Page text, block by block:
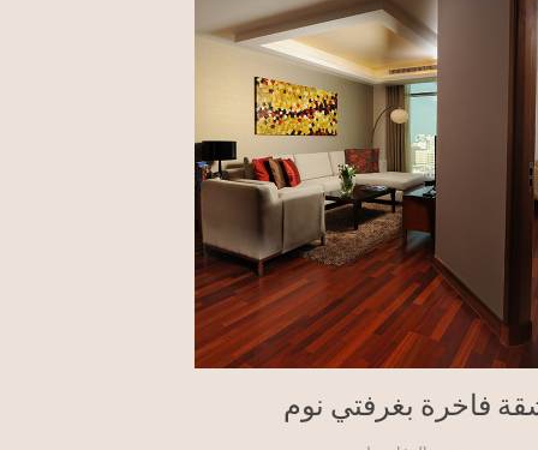
فاخرة بغرفتي نوم